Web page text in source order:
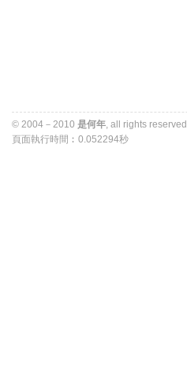
© 2004－2010 是何年 , all rights reserved
頁面執行時間︰0.052294秒